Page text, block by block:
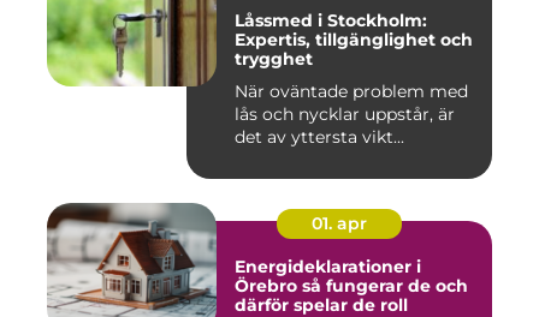
Låssmed i Stockholm:
Expertis, tillgänglighet och
trygghet
När oväntade problem med
lås och nycklar uppstår, är
det av yttersta vikt...
01. apr
Energideklarationer i
Örebro så fungerar de och
därför spelar de roll